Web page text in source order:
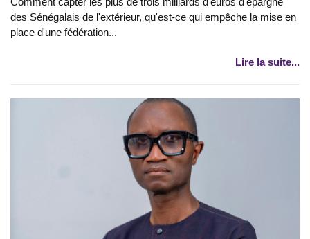
des Sénégalais de l'extérieur, qu'est-ce qui empêche la mise en
place d'une fédération...
Lire la suite...